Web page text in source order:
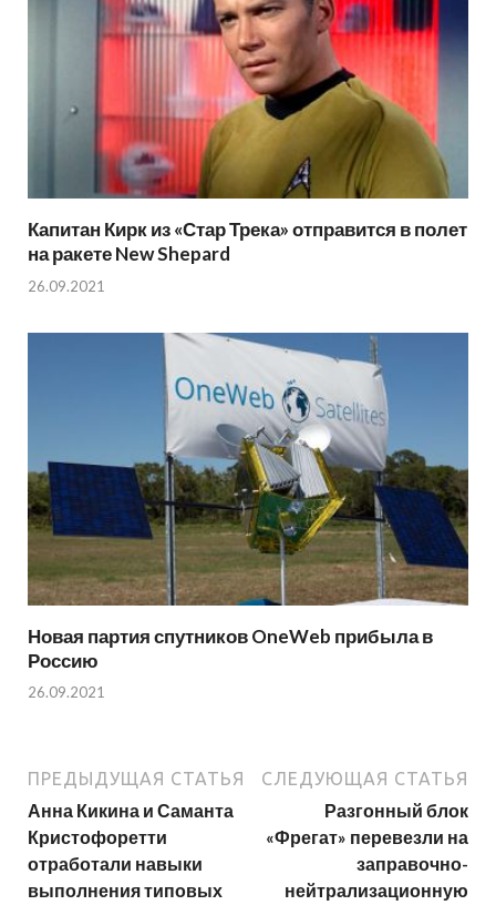
Капитан Кирк из «Стар Трека» отправится в полет
на ракете New Shepard
26.09.2021
Новая партия спутников OneWeb прибыла в
Россию
26.09.2021
ПРЕДЫДУЩАЯ СТАТЬЯ
Анна Кикина и Саманта
Кристофоретти
отработали навыки
выполнения типовых
СЛЕДУЮЩАЯ СТАТЬЯ
Разгонный блок
«Фрегат» перевезли на
заправочно-
нейтрализационную